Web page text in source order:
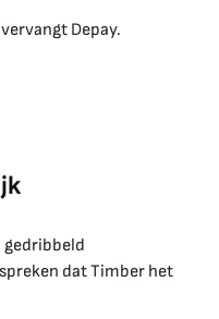
Depay.
gedribbeld
dat Timber het